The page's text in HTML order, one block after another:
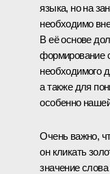
языка, но на
необходимо
В её основе
формирование
необходимого
а также для
особенно
Очень важно,
он кликать
значение